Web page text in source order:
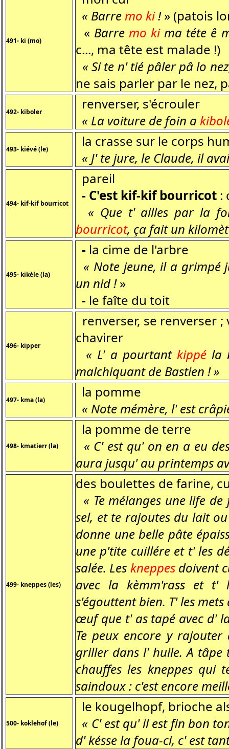
491- ki (mo)
« Barre mo ki!» (patois
« Barre mo kima téte ê
c..., ma tête est malade !)
« Si te n' tié pâler pâ lo
ne sais parler par le nez,
492- kiboler
renverser, s'écrouler
« La voiture de foin a
493- kiévé (le)
la crasse sur le corps
« J' te jure, le Claude, il
494- kif-kif bourricot
pareil
- C'est kif-kif bourricot :
« Que t' ailles par la
bourricot, ça fait un
495- kikèle (la)
- la cime de l'arbre
« Note jeune, il a grimpé
un nid !»
- le faîte du toit
496- kipper
renverser, se renverser
chavirer
« L' a pourtant kippéla
malchiquant de Bastien ! »
497- kma (la)
la pomme
« Note mémère, l' est
498- kmatierr (la)
la pomme de terre
« C' est qu' on en a eu
aura jusqu' au printemps
499- kneppes (les)
des boulettes de farine,
« Te mélanges une life
sel, et te rajoutes du lait
donne une belle pâte
une p'tite cuillére et t' les
salée. Les kneppesdoivent
avec la kèmm'rass et t'
s'égouttent bien. T' les
œuf que t' as tapé avec d'
Te peux encore y
griller dans l' huile. A
chauffes les kneppes
saindoux : c'est encore
500- koklehof (le)
le kougelhopf, brioche
« C' est qu' il est fin bon
d' késse la foua-ci, c' est